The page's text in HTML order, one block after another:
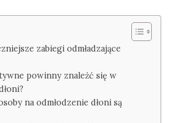
zabiegi odmładzające
powinny znaleźć się w
na odmłodzenie dłoni są